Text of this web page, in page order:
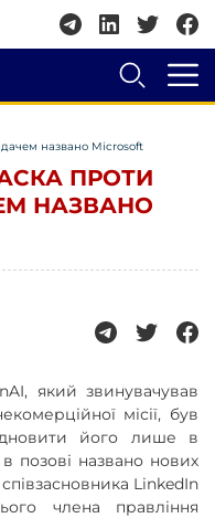
названо Microsoft
ПРОТИ
НАЗВАНО
який звинувачував
місії, був
його лише в
позові названо нових
LinkedIn
члена правління